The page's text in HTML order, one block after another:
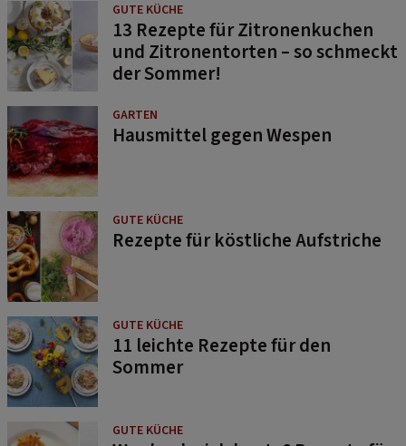
GUTE KÜCHE
13 Rezepte für Zitronenkuchen
und Zitronentorten – so schmeckt
der Sommer!
GARTEN
Hausmittel gegen Wespen
GUTE KÜCHE
Rezepte für köstliche Aufstriche
GUTE KÜCHE
11 leichte Rezepte für den
Sommer
GUTE KÜCHE